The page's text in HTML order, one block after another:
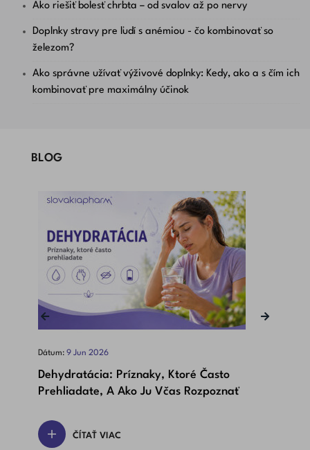
Ako riešiť bolesť chrbta – od svalov až po nervy
Doplnky stravy pre ľudí s anémiou - čo kombinovať so
železom?
Ako správne užívať výživové doplnky: Kedy, ako a s čím ich
kombinovať pre maximálny účinok
BLOG
Dátum: 9 Jun 2026
Dehydratácia: Príznaky, Ktoré Často
Prehliadate, A Ako Ju Včas Rozpoznať
ČÍTAŤ VIAC